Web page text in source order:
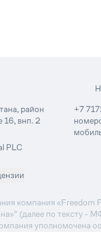
район
16, внп. 2
+7
PLC
компания «Freedom
(далее по тексту -
уполномочена